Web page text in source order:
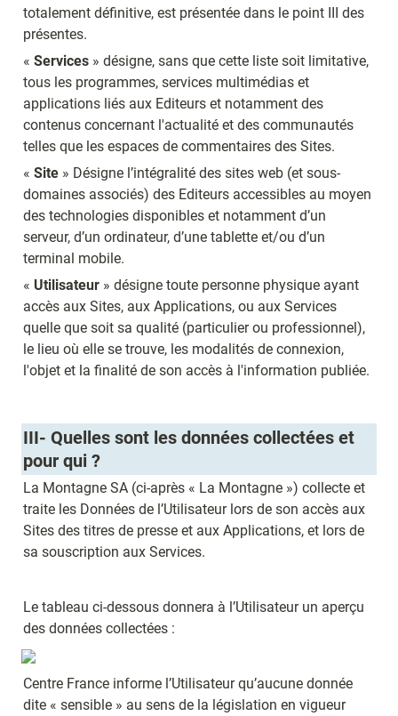
totalement définitive, est présentée dans le point III des
présentes.
« Services » désigne, sans que cette liste soit limitative,
tous les programmes, services multimédias et
applications liés aux Editeurs et notamment des
contenus concernant l'actualité et des communautés
telles que les espaces de commentaires des Sites.
« Site » Désigne l’intégralité des sites web (et sous-
domaines associés) des Editeurs accessibles au moyen
des technologies disponibles et notamment d’un
serveur, d’un ordinateur, d’une tablette et/ou d’un
terminal mobile.
« Utilisateur » désigne toute personne physique ayant
accès aux Sites, aux Applications, ou aux Services
quelle que soit sa qualité (particulier ou professionnel),
le lieu où elle se trouve, les modalités de connexion,
l'objet et la finalité de son accès à l'information publiée.
III- Quelles sont les données collectées et
pour qui ?
La Montagne SA (ci-après « La Montagne ») collecte et
traite les Données de l’Utilisateur lors de son accès aux
Sites des titres de presse et aux Applications, et lors de
sa souscription aux Services.
Le tableau ci-dessous donnera à l’Utilisateur un aperçu
des données collectées :
Centre France informe l’Utilisateur qu’aucune donnée
dite « sensible » au sens de la législation en vigueur